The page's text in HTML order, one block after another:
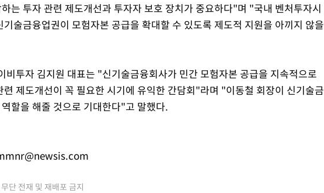
는 투자 관련 제도개선과 투자자 보호 장치가 중요하다"며 "국내 벤처투자시
술금융업권이 모험자본 공급을 확대할 수 있도록 제도적 지원을 아끼지 않을
비투자 김지원 대표는 "신기술금융회사가 민간 모험자본 공급을 지속적으로
련 제도개선이 꼭 필요한 시기에 유익한 간담회"라며 "이동철 회장이 신기술금
할을 해줄 것으로 기대한다"고 말했다.
단 전재 및 재배포 금지